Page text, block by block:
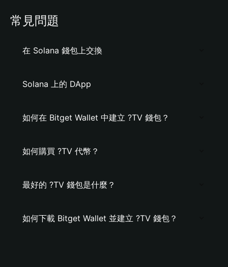
常見問題
在 Solana 錢包上交換
Solana 上的 DApp
如何在 Bitget Wallet 中建立 ?TV 錢包？
如何購買 ?TV 代幣？
最好的 ?TV 錢包是什麼？
如何下載 Bitget Wallet 並建立 ?TV 錢包？